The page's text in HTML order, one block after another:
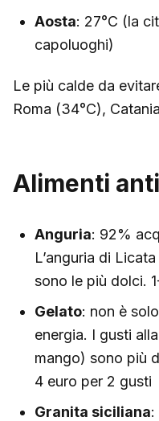
Aosta: 27°C (la
capoluoghi)
Le più calde da
Roma (34°C),
Alimenti
Anguria: 92%
L’anguria di
sono le più dolci.
Gelato: non è
energia. I gusti
mango) sono più
4 euro per 2 gusti
Granita siciliana: